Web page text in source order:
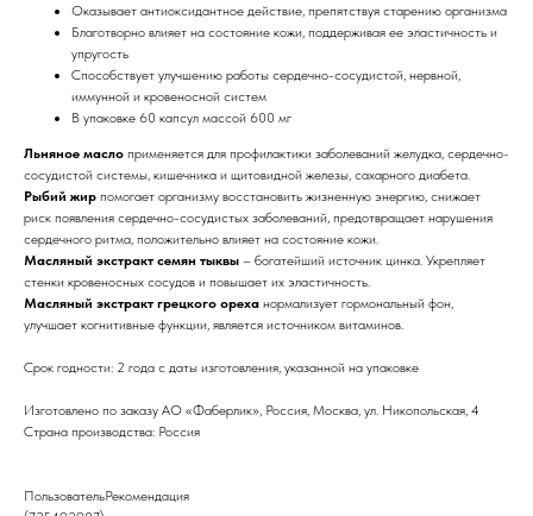
Оказывает антиоксидантное действие, препятствуя старению организма
Благотворно влияет на состояние кожи, поддерживая ее эластичность и
упругость
Способствует улучшению работы сердечно-сосудистой, нервной,
иммунной и кровеносной систем
В упаковке 60 капсул массой 600 мг
Льняное масло применяется для профилактики заболеваний желудка, сердечно-
сосудистой системы, кишечника и щитовидной железы, сахарного диабета.
Рыбий жир помогает организму восстановить жизненную энергию, снижает
риск появления сердечно-сосудистых заболеваний, предотвращает нарушения
сердечного ритма, положительно влияет на состояние кожи.
Масляный экстракт семян тыквы – богатейший источник цинка. Укрепляет
стенки кровеносных сосудов и повышает их эластичность.
Масляный экстракт грецкого ореха нормализует гормональный фон,
улучшает когнитивные функции, является источником витаминов.
Срок годности: 2 года с даты изготовления, указанной на упаковке
Изготовлено по заказу АО «Фаберлик», Россия, Москва, ул. Никопольская, 4
Страна производства: Россия
ПользовательРекомендация